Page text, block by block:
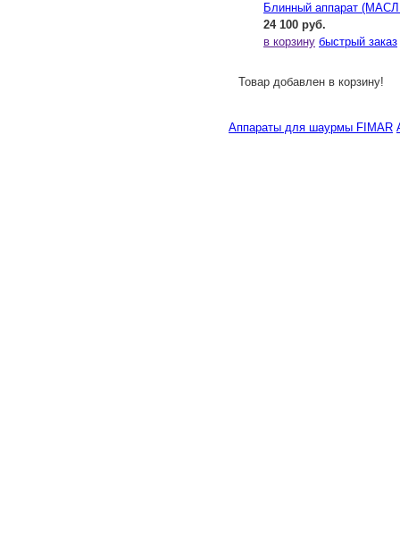
Блинный аппарат
24 100 руб.
в корзину быстрый заказ
Товар добавлен в корзину!
Аппараты для шаурмы FIMAR